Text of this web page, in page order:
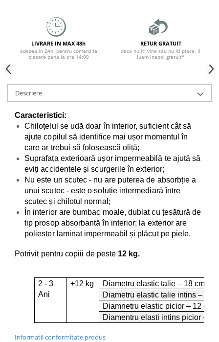
LIVRARE IN MAX 48h
adesea in 24h, pentru comenzile
plasate pana la ora 14:00
RETUR GRATUIT
daca nu iti vine sau nu iti place, il
luam inapoi gratuit*
Descriere
Caracteristici:
Chiloțelul se udă doar în interior, suficient cât să
ajute copilul să identifice mai ușor momentul în
care ar trebui să folosească oliță;
Suprafața exterioară ușor impermeabilă te ajută să
eviți accidentele și scurgerile în exterior;
Nu este un scutec - nu are puterea de absorbție a
unui scutec - este o soluție intermediară între
scutec și chilotul normal;
În interior are bumbac moale, dublat cu țesătură de
tip prosop absorbantă în interior; la exterior are
poliester laminat impermeabil și plăcut pe piele.
Potrivit pentru copiii de peste 12 kg.
2 - 3
Ani
+12 kg
Diametru elastic talie – 18 cm
Diametru elastic talie intins – 30
Diamnetru elastic picior – 12 cm
Diamentru elasti intins picior –
Informatii conformitate produs